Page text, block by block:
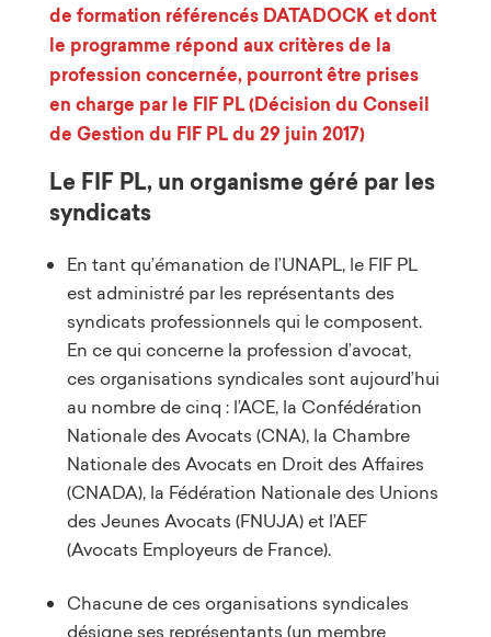
de formation référencés DATADOCK et dont
le programme répond aux critères de la
profession concernée, pourront être prises
en charge par le FIF PL (Décision du Conseil
de Gestion du FIF PL du 29 juin 2017)
Le FIF PL, un organisme géré par les
syndicats
En tant qu’émanation de l’UNAPL, le FIF PL
est administré par les représentants des
syndicats professionnels qui le composent.
En ce qui concerne la profession d’avocat,
ces organisations syndicales sont aujourd’hui
au nombre de cinq : l’ACE, la Confédération
Nationale des Avocats (CNA), la Chambre
Nationale des Avocats en Droit des Affaires
(CNADA), la Fédération Nationale des Unions
des Jeunes Avocats (FNUJA) et l’AEF
(Avocats Employeurs de France).
Chacune de ces organisations syndicales
désigne ses représentants (un membre